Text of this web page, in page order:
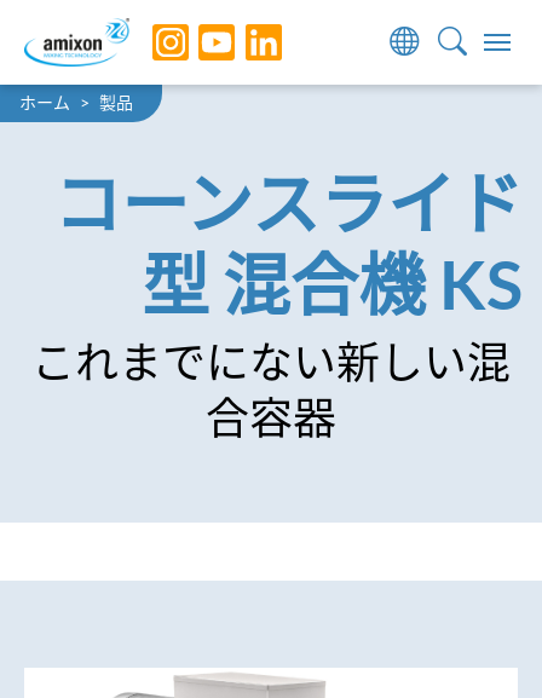
Skip to main navigation
Skip to main content
Skip to page footer
You are here:
ホーム 製品
コーンスライド
型 混合機 KS
これまでにない新しい混
合容器